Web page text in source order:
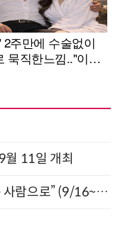
11일 개최
“AI에게 묻는 사람에서, AI로 만드는 사람으로” (9/16~17)